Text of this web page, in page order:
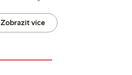
Zobrazit více